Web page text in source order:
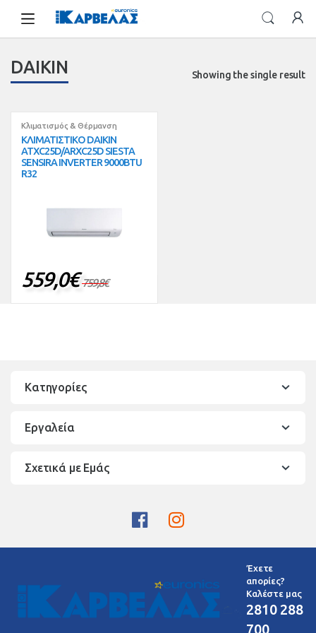
navigation
content
DAIKIN Showing the single result
Κλιματισμός & Θέρμανση
ΚΛΙΜΑΤΙΣΤΙΚΟ DAIKIN
ATXC25D/ARXC25D SIESTA
SENSIRA INVERTER 9000BTU
R32
559,0€ 759,8€
Κατηγορίες
Εργαλεία
Σχετικά με Εμάς
Έχετε
απορίες?
Καλέστε μας
2810 288
700